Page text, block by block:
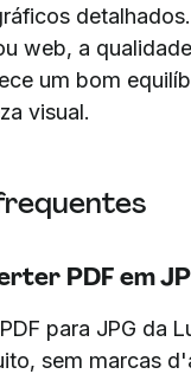
detalhados.
web, a
um bom
visual.
PDF em
para JPG da
sem marcas